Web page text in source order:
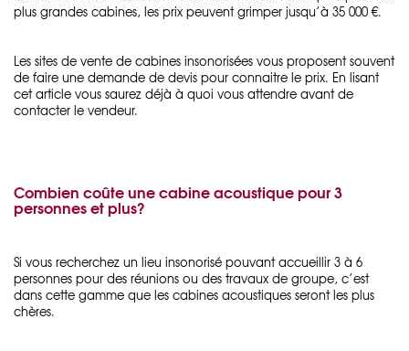
plus grandes cabines, les prix peuvent grimper jusqu’à 35 000 €.
Les sites de vente de cabines insonorisées vous proposent souvent
de faire une demande de devis pour connaitre le prix. En lisant
cet article vous saurez déjà à quoi vous attendre avant de
contacter le vendeur.
Combien coûte une cabine acoustique pour 3
personnes et plus?
Si vous recherchez un lieu insonorisé pouvant accueillir 3 à 6
personnes pour des réunions ou des travaux de groupe, c’est
dans cette gamme que les cabines acoustiques seront les plus
chères.